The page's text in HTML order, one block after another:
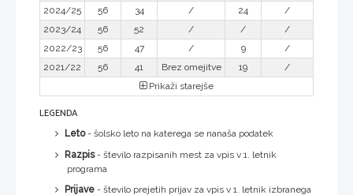
2024/25
56 34 / 24
/
2023/24
56 52 / /
/
2022/23
56 47 / 9
/
2021/22
56 41 Brez omejitve 19
/
Prikaži starejše
LEGENDA
Leto- šolsko leto na katerega se nanaša podatek
Razpis- število razpisanih mest za vpis v 1. letnik
programa
Prijave - število prejetih prijav za vpis v 1. letnik izbranega